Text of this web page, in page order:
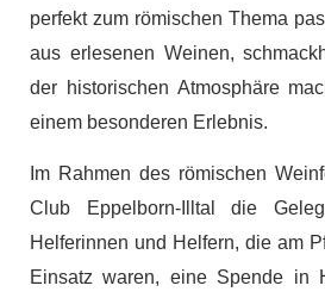
perfekt zum römischen Thema
aus erlesenen Weinen,
der historischen Atmosphäre
einem besonderen Erlebnis.
Im Rahmen des römischen
Club Eppelborn-Illtal die
Helferinnen und Helfern, die am
Einsatz waren, eine Spende in